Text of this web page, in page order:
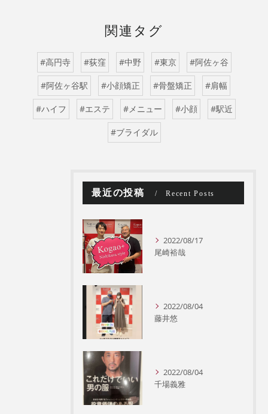
関連タグ
#高円寺 #荻窪 #中野 #東京 #阿佐ヶ谷
#阿佐ヶ谷駅 #小顔矯正 #骨盤矯正 #肩幅
#ハイフ #エステ #メニュー #小顔 #駅近
#ブライダル
最近の投稿 Recent Posts
2022/08/17
尾崎裕哉
2022/08/04
藤井悠
2022/08/04
千場義雅